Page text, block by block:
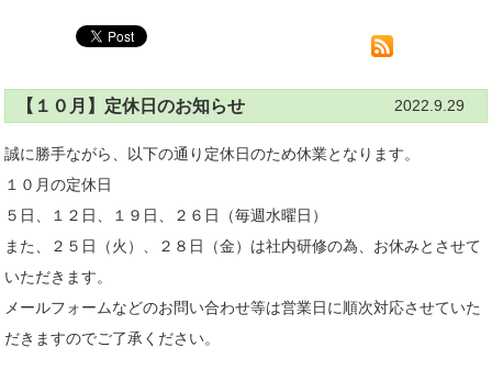
【１０月】定休日のお知らせ 2022.9.29
誠に勝手ながら、以下の通り定休日のため休業となります。
１０月の定休日
５日、１２日、１９日、２６日（毎週水曜日）
また、２５日（火）、２８日（金）は社内研修の為、お休みとさせて
いただきます。
メールフォームなどのお問い合わせ等は営業日に順次対応させていた
だきますのでご了承ください。